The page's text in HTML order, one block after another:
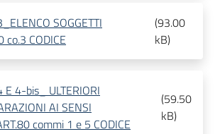
SOGGETTI
co.3 CODICE
(93.00
kB)
E 4-bis_ ULTERIORI
AI SENSI
commi 1 e 5 CODICE
(59.50
kB)